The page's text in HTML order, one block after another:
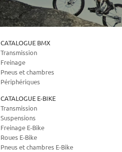
CATALOGUE BMX
Transmission
Freinage
Pneus et chambres
Périphériques
CATALOGUE E-BIKE
Transmission
Suspensions
Freinage E-Bike
Roues E-Bike
Pneus et chambres E-Bike